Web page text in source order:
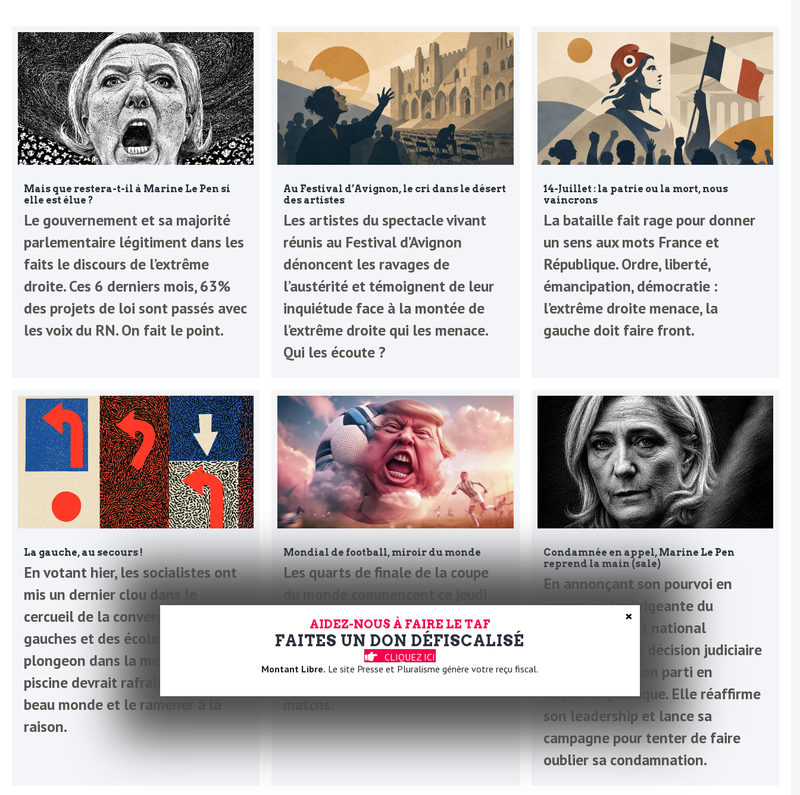
a
l
e
L
e
D
e
b
r
e
f
F
r
o
m
U
S
A
L
e
w
s
l
e
t
t
e
r
:
L
a
L
e
t
e
d
e
R
g
a
d
s
Mais que restera-t-il à Marine Le Pen si
elle est élue ?
Le gouvernement et sa majorité
parlementaire légitiment dans les
faits le discours de l’extrême
droite. Ces 6 derniers mois, 63%
des projets de loi sont passés avec
les voix du RN. On fait le point.
Au Festival d’Avignon, le cri dans le désert
des artistes
Les artistes du spectacle vivant
réunis au Festival d’Avignon
dénoncent les ravages de
l’austérité et témoignent de leur
inquiétude face à la montée de
l’extrême droite qui les menace.
Qui les écoute ?
14-Juillet : la patrie ou la mort, nous
vaincrons
La bataille fait rage pour donner
un sens aux mots France et
République. Ordre, liberté,
émancipation, démocratie :
l’extrême droite menace, la
gauche doit faire front.
La gauche, au secours !
En votant hier, les socialistes ont
mis un dernier clou dans le
cercueil de la convergence des
gauches et des écologistes. Un
plongeon dans la mer ou la
piscine devrait rafraîchir tout ce
beau monde et le ramener à la
raison.
Mondial de football, miroir du monde
Les quarts de finale de la coupe
du monde commencent ce jeudi
soir avec le match France-Maroc.
L’importance du Mondial ne cesse
de croître, pas seulement pour la
Condamnée en appel, Marine Le Pen
reprend la main (sale)
En annonçant son pourvoi en
cassation, la dirigeante du
Rassemblement national
transforme une décision judiciaire
contre elle et son parti en
séquence politique. Elle réaffirme
son leadership et lance sa
campagne pour tenter de faire
oublier sa condamnation.
AIDEZ-NOUS À FAIRE LE TAF
FAITES UN DON DÉFISCALISÉ
CLIQUEZ ICI
Montant Libre. Le site Presse et Pluralisme génère votre reçu fiscal.
×